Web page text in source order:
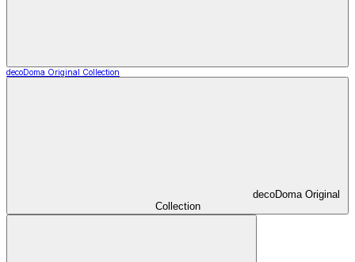
decoDoma Original Collection
decoDoma Original
Collection